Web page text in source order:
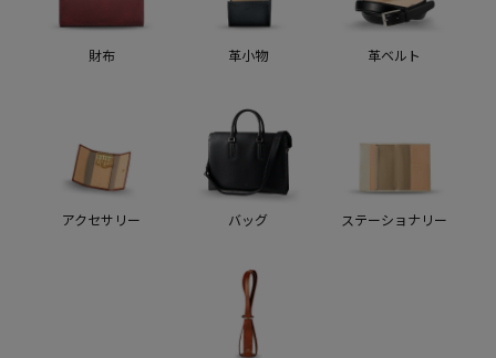
財布 革小物 革ベルト
アクセサリー バッグ ステーショナリー